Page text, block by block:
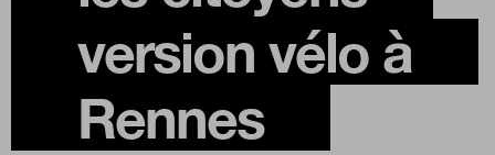
Numéros
version vélo à
Rennes